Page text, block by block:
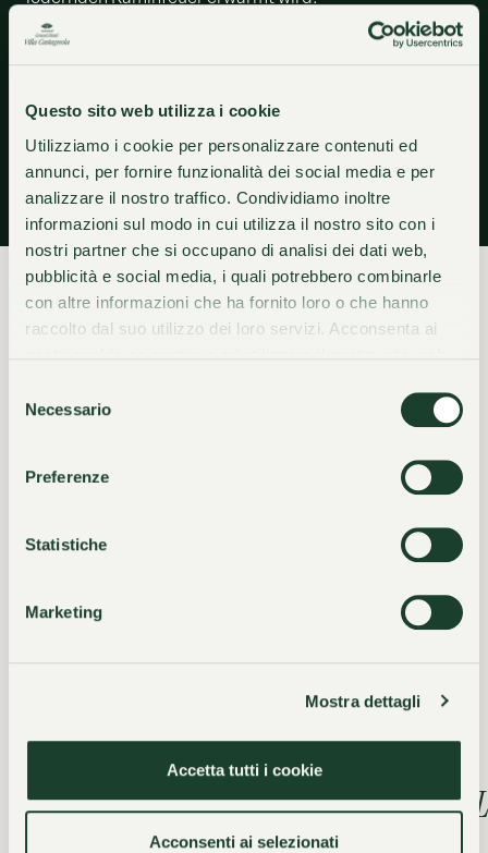
Questo sito web utilizza i cookie
Utilizziamo i cookie per personalizzare contenuti ed
annunci, per fornire funzionalità dei social media e per
analizzare il nostro traffico. Condividiamo inoltre
informazioni sul modo in cui utilizza il nostro sito con i
nostri partner che si occupano di analisi dei dati web,
pubblicità e social media, i quali potrebbero combinarle
con altre informazioni che ha fornito loro o che hanno
raccolto dal suo utilizzo dei loro servizi. Acconsenta ai
delNecessario
Preferenze
Statistiche
Marketing
Mostra dettagli
Accetta tutti i cookie
Acconsenti ai selezionati
Im Le Bar ist jede Pause viel mehr als das: ein kleiner
Luxus, den Sie sich gönnen können, wann immer Sie
Mehr erfahren
Lauschen Sie der Stille,
tanken Sie
neue Kraft
Unsere Anlage umfasst:
- Dampfbad und Hydropool
Wellness & Beauty